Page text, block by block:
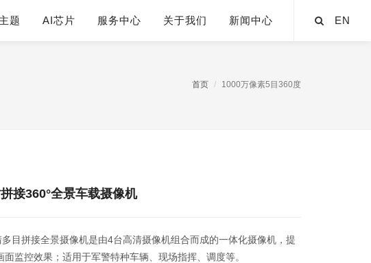
题 AI芯片 服务中心 关于我们 新闻中心 EN
首页 1000万像素5目360度
接360°全景车载摄像机
目拼接全景摄像机是由4台高清摄像机组合而成的一体化摄像机，提
面监控效果；适用于军警特种车辆、现场指挥、调度等。